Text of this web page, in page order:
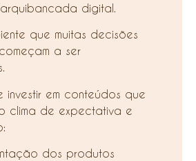
digital.
que muitas decisões
a ser
investir em conteúdos que
clima de expectativa e
dos produtos